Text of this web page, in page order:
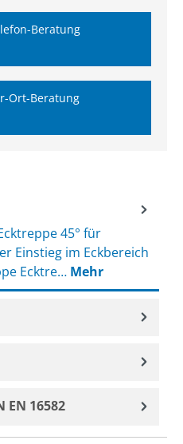
Beratung
Ort-Beratung
45° für
Einstieg im Eckbereich
Ecktre… Mehr
16582